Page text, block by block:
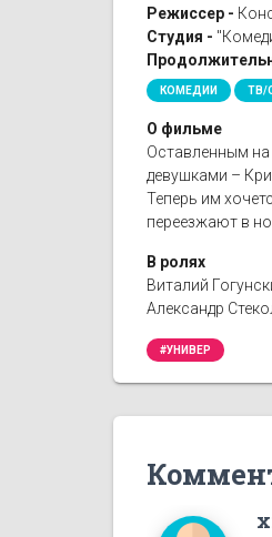
Режиссер -
Студия -
КОМЕДИИ ТВ/
О фильме
Оставленным на
девушками –
Теперь им
переезжают в
В ролях
Виталий
Александр
#УНИВЕР